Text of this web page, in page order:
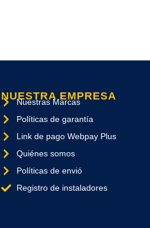
NUESTRA EMPRESA
Nuestras Marcas
Políticas de garantía
Link de pago Webpay Plus
Quiénes somos
Políticas de envió
Registro de instaladores